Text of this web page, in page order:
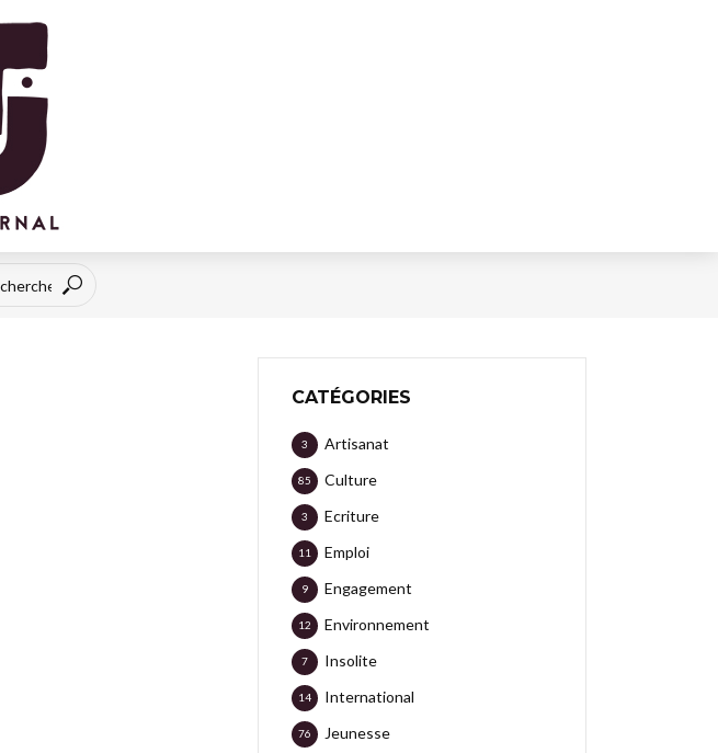
CATÉGORIES
Artisanat
3
Culture
85
Ecriture
3
Emploi
11
Engagement
9
Environnement
12
Insolite
7
International
14
Jeunesse
76